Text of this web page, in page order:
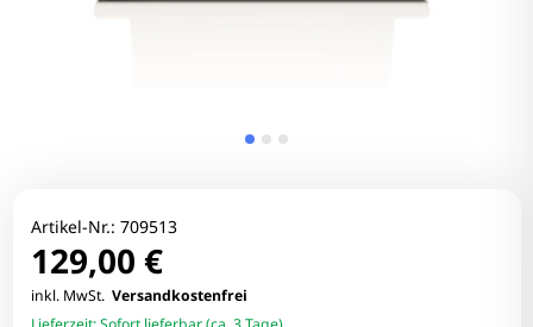
Artikel-Nr.: 709513
129,00 €
inkl. MwSt. Versandkostenfrei